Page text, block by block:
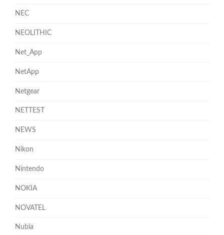
NEC
NEOLITHIC
Net_App
NetApp
Netgear
NETTEST
NEWS
Nikon
Nintendo
NOKIA
NOVATEL
Nubia